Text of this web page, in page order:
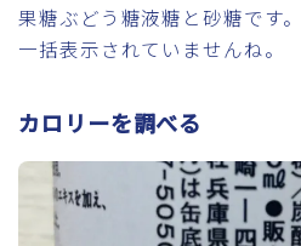
果糖ぶどう糖液糖と砂糖です。
一括表示されていませんね。
カロリーを調べる